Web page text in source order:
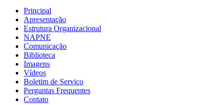
Principal
Apresentação
Estrutura Organizacional
NAPNE
Comunicação
Biblioteca
Imagens
Vídeos
Boletim de Serviço
Perguntas Frequentes
Contato